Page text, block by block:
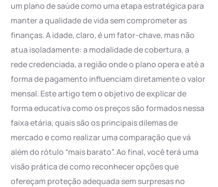
um plano de saúde como uma etapa estratégica para
manter a qualidade de vida sem comprometer as
finanças. A idade, claro, é um fator-chave, mas não
atua isoladamente: a modalidade de cobertura, a
rede credenciada, a região onde o plano opera e até a
forma de pagamento influenciam diretamente o valor
mensal. Este artigo tem o objetivo de explicar de
forma educativa como os preços são formados nessa
faixa etária, quais são os principais dilemas de
mercado e como realizar uma comparação que vá
além do rótulo “mais barato”. Ao final, você terá uma
visão prática de como reconhecer opções que
ofereçam proteção adequada sem surpresas no